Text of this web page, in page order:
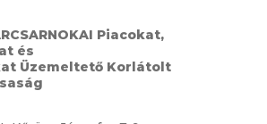
Piacokat,
és
Üzemeltető Korlátolt